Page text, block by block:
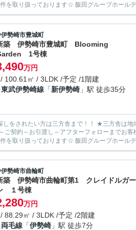
伊勢崎市豊城町
築 伊勢崎市豊城町 Blooming
1号棟
万円
100.61㎡ / 3LDK /予定 /1階建
東武伊勢崎線 「新伊勢崎 」駅 徒歩35分
は地域密着度を重視しております★ 地元だから！少人数だから！出
伊勢崎市曲輪町
築 伊勢崎市曲輪町第1 クレイドルガ
１号棟
万円
88.29㎡ / 3LDK /予定 /2階建
両毛線 「伊勢崎 」駅 徒歩7分